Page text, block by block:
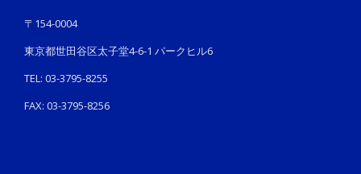
〒154-0004
東京都世田谷区太子堂4-6-1 パークヒル6
TEL: 03-3795-8255
FAX: 03-3795-8256